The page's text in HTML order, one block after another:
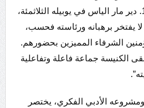
وفاته، صدرت في العام 1988. دير مار الياس في يوبيله الثلاثمئة،
يفتخر برهبانه ورئاسته فحسب،
الشرفاء المميزين بحضورهم.
الكنيسة جماعة فاعلة وتفاعلية
الأدبي الفكري، يختصر